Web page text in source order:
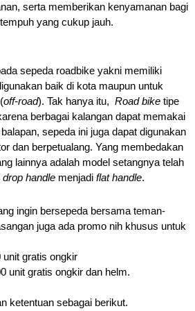
serta memberikan kenyamanan bagi
yang cukup jauh.
sepeda roadbike yakni memiliki
baik di kota maupun untuk
off-road). Tak hanya itu, Road bike tipe
berbagai kalangan dapat memakai
sepeda ini juga dapat digunakan
dan berpetualang. Yang membedakan
lainnya adalah model setangnya telah
drop handle menjadi flat handle.
ingin bersepeda bersama teman-
juga ada promo nih khusus untuk
unit gratis ongkir
unit gratis ongkir dan helm.
ketentuan sebagai berikut.